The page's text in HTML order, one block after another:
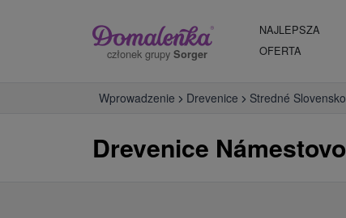
członek grupy Sorger
NAJLEPSZA
OFERTA
Wprowadzenie Drevenice Stredné Slovensko
Drevenice Námestovo